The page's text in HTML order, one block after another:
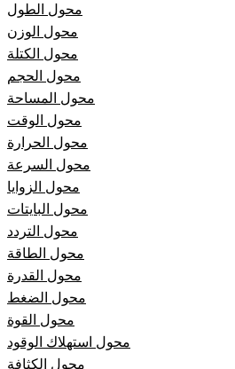
محول الطول
محول الوزن
محول الكتلة
محول الحجم
محول المساحة
محول الوقت
محول الحرارة
محول السرعة
محول الزوايا
محول البايتات
محول التردد
محول الطاقة
محول القدرة
محول الضغط
محول القوة
محول استهلاك الوقود
محول الكثافة